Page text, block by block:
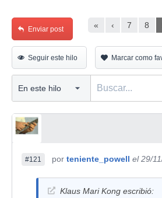
« ‹ 7 8
Enviar post
Seguir este hilo Marcar como
#121 por teniente_powell el 29/
Klaus Mari Kong escribió: